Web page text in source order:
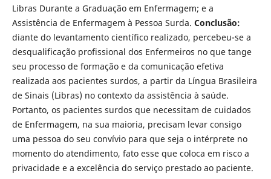
Libras Durante a Graduação em Enfermagem; e a
Assistência de Enfermagem à Pessoa Surda. Conclusão:
diante do levantamento científico realizado, percebeu-se a
desqualificação profissional dos Enfermeiros no que tange
seu processo de formação e da comunicação efetiva
realizada aos pacientes surdos, a partir da Língua Brasileira
de Sinais (Libras) no contexto da assistência à saúde.
Portanto, os pacientes surdos que necessitam de cuidados
de Enfermagem, na sua maioria, precisam levar consigo
uma pessoa do seu convívio para que seja o intérprete no
momento do atendimento, fato esse que coloca em risco a
privacidade e a excelência do serviço prestado ao paciente.